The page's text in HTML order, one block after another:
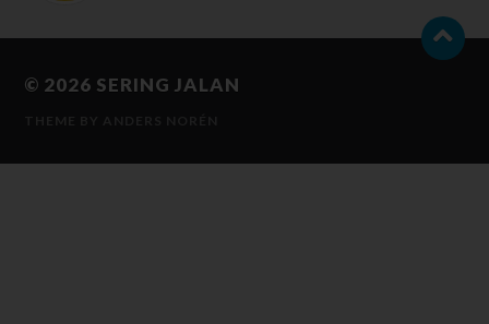
© 2026 SERING JALAN